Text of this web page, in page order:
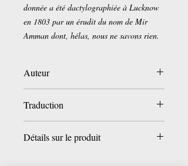
donnée a été dactylographiée à Lucknow
en 1803 par un érudit du nom de Mir
Amman dont, hélas, nous ne savons rien.
Auteur
Traduction
Détails sur le produit